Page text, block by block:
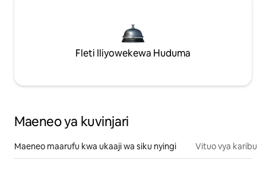
Fleti Iliyowekewa Huduma
Maeneo ya kuvinjari
Maeneo maarufu kwa ukaaji wa siku nyingi Vituo vya karibu